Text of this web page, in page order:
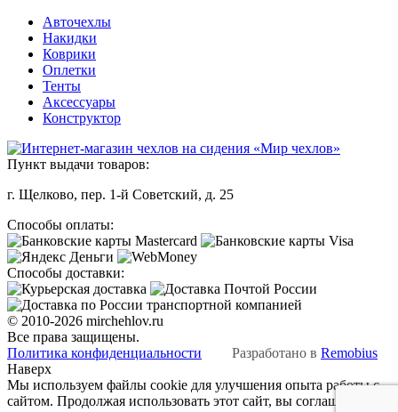
Авточехлы
Накидки
Коврики
Оплетки
Тенты
Аксессуары
Конструктор
Пункт выдачи товаров:
г. Щелково, пер. 1-й Советский, д. 25
Способы оплаты:
Способы доставки:
© 2010-2026 mirchehlov.ru
Все права защищены.
Политика конфиденциальности
Разработано в Remobius
Наверх
Мы используем файлы cookie для улучшения опыта работы с
сайтом. Продолжая использовать этот сайт, вы соглашаетесь